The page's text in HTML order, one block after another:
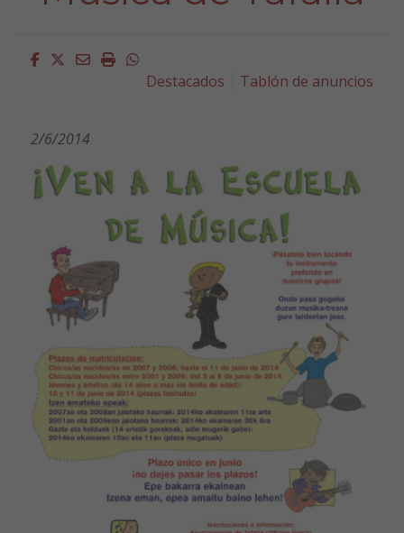
Facebook
Twitter
EmailImprimirWhatsapp
Destacados
Tablón de anuncios
2/6/2014